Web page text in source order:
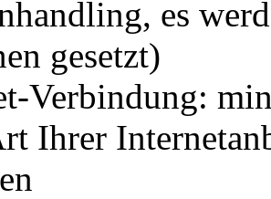
es
gesetzt)
Verbindung:
Ihrer